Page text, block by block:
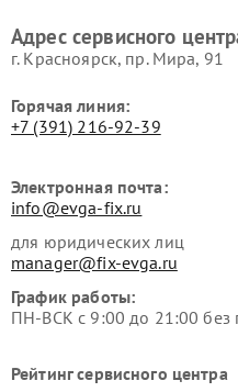
Адрес сервисного
г. Красноярск, ​пр. Мира, 91
Горячая линия:
+7 (391) 216-92-39
Электронная почта:
info@evga-fix.ru
для юридических лиц
manager@fix-evga.ru
График работы:
ПН-ВСК с 9:00 до 21:00
Рейтинг сервисного центра